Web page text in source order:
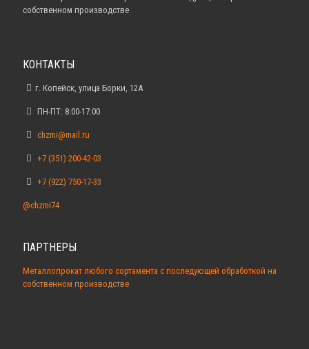
собственном производстве
КОНТАКТЫ
г. Копейск, улица Борки, 12А
ПН-ПТ: 8:00-17:00
chzmi@mail.ru
+7 (351) 200-42-03
+7 (922) 750-17-33
@chzmi74
ПАРТНЕРЫ
Металлопрокат любого сортамента с последующей обработкой на
собственном производстве